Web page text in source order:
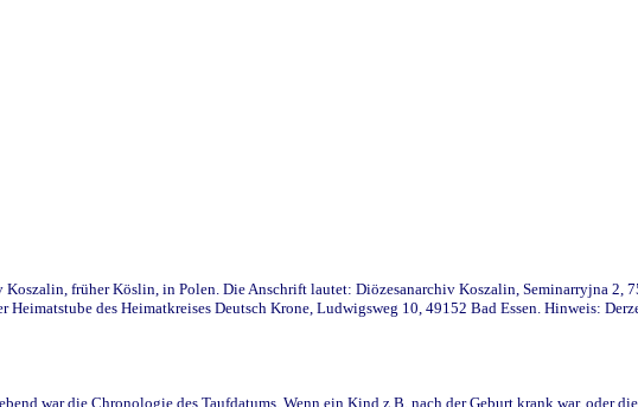
früher Köslin, in Polen. Die Anschrift lautet: Diözesanarchiv Koszalin, Seminarryjna 2,
des Heimatkreises Deutsch Krone, Ludwigsweg 10, 49152 Bad Essen. Hinweis:
war die Chronologie des Taufdatums. Wenn ein Kind z.B. nach der Geburt krank war, oder